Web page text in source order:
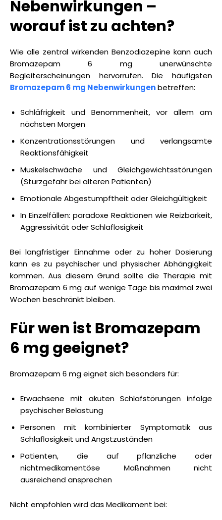
Nebenwirkungen –
worauf ist zu achten?
Wie alle zentral wirkenden Benzodiazepine kann auch
Bromazepam 6 mg unerwünschte
Begleiterscheinungen hervorrufen. Die häufigsten
Bromazepam 6 mg Nebenwirkungenbetreffen:
Schläfrigkeit und Benommenheit, vor allem am
nächsten Morgen
Konzentrationsstörungen und verlangsamte
Reaktionsfähigkeit
Muskelschwäche und Gleichgewichtsstörungen
(Sturzgefahr bei älteren Patienten)
Emotionale Abgestumpftheit oder Gleichgültigkeit
In Einzelfällen: paradoxe Reaktionen wie Reizbarkeit,
Aggressivität oder Schlaflosigkeit
Bei langfristiger Einnahme oder zu hoher Dosierung
kann es zu psychischer und physischer Abhängigkeit
kommen. Aus diesem Grund sollte die Therapie mit
Bromazepam 6 mg auf wenige Tage bis maximal zwei
Wochen beschränkt bleiben.
Für wen ist Bromazepam
6 mg geeignet?
Bromazepam 6 mg eignet sich besonders für:
Erwachsene mit akuten Schlafstörungen infolge
psychischer Belastung
Personen mit kombinierter Symptomatik aus
Schlaflosigkeit und Angstzuständen
Patienten, die auf pflanzliche oder
nichtmedikamentöse Maßnahmen nicht
ausreichend ansprechen
Nicht empfohlen wird das Medikament bei: